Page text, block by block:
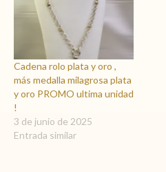
Cadena rolo plata y oro ,
más medalla milagrosa plata
y oro PROMO ultima unidad
!
3 de junio de 2025
Entrada similar